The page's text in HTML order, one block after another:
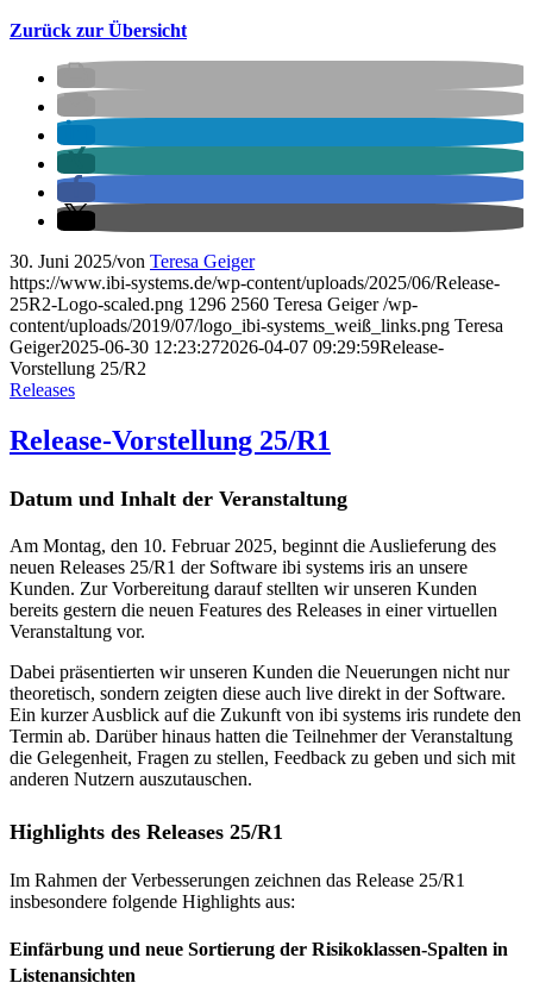
Zurück zur Übersicht
30. Juni 2025/von Teresa Geiger
https://www.ibi-systems.de/wp-content/uploads/2025/06/Release-
25R2-Logo-scaled.png 1296 2560 Teresa Geiger /wp-
content/uploads/2019/07/logo_ibi-systems_weiß_links.png Teresa
Geiger2025-06-30 12:23:272026-04-07 09:29:59Release-
Vorstellung 25/R2
Releases
Release-Vorstellung 25/R1
Datum und Inhalt der Veranstaltung
Am Montag, den 10. Februar 2025, beginnt die Auslieferung des
neuen Releases 25/R1 der Software ibi systems iris an unsere
Kunden. Zur Vorbereitung darauf stellten wir unseren Kunden
bereits gestern die neuen Features des Releases in einer virtuellen
Veranstaltung vor.
Dabei präsentierten wir unseren Kunden die Neuerungen nicht nur
theoretisch, sondern zeigten diese auch live direkt in der Software.
Ein kurzer Ausblick auf die Zukunft von ibi systems iris rundete den
Termin ab. Darüber hinaus hatten die Teilnehmer der Veranstaltung
die Gelegenheit, Fragen zu stellen, Feedback zu geben und sich mit
anderen Nutzern auszutauschen.
Highlights des Releases 25/R1
Im Rahmen der Verbesserungen zeichnen das Release 25/R1
insbesondere folgende Highlights aus:
Einfärbung und neue Sortierung der Risikoklassen-Spalten in
Listenansichten